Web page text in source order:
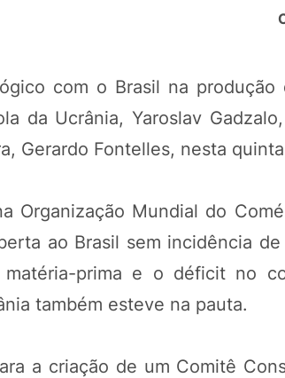
com o Brasil na
da Ucrânia, Yaroslav
Gerardo Fontelles, nesta
Organização Mundial do
ao Brasil sem incidência
prima e o déficit no
também esteve na pauta.
a criação de um Comitê